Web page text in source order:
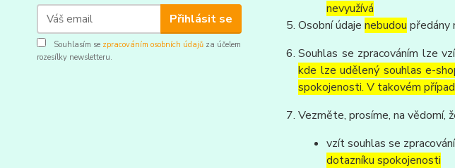
Přihlásit se
Souhlasím se zpracováním osobních údajů za účelem
rozesílky newsletteru.
nevyužívá
Osobní údaje nebudou předány
Souhlas se zpracováním lze
kde lze udělený souhlas e-
spokojenosti. V takovém
Vezměte, prosíme, na vědomí,
vzít souhlas se
dotazníku spokojenosti